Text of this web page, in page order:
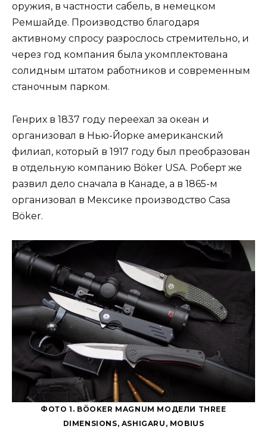
оружия, в частности сабель, в немецком
Ремшайде. Производство благодаря
активному спросу разрослось стремительно, и
через год компания была укомплектована
солидным штатом работников и современным
станочным парком.
Генрих в 1837 году переехал за океан и
организовал в Нью-Йорке американский
филиал, который в 1917 году был преобразован
в отдельную компанию Böker USA. Роберт же
развил дело сначала в Канаде, а в 1865-м
организовал в Мексике производство Casa
Böker.
ФОТО 1. BÖOKER MAGNUM МОДЕЛИ THREE
DIMENSIONS, ASHIGARU, MOBIUS